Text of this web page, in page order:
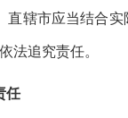
直辖市应当结合
法追究责任。
任